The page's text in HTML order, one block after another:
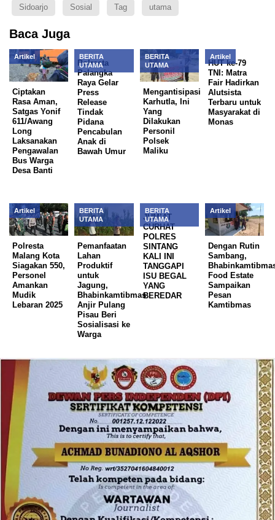
Sidoarjo Sosial Tag utama
Baca Juga
Artikel
Ciptakan
Rasa Aman,
Satgas Yonif
611/Awang
Long
Laksanakan
Pengawalan
Bus Warga
Desa Banti
BERITA
UTAMA
Polresta
Palangka
Raya Gelar
Press
Release
Tindak
Pidana
Pencabulan
Anak di
Bawah Umur
BERITA
UTAMA
Mengantisipasi
Karhutla, Ini
Yang
Dilakukan
Personil
Polsek
Maliku
Artikel
HUT ke-79
TNI: Matra
Fair Hadirkan
Alutsista
Terbaru untuk
Masyarakat di
Monas
Artikel
Polresta
Malang Kota
Siagakan 550,
Personel
Amankan
Mudik
Lebaran 2025
BERITA
UTAMA
Pemanfaatan
Lahan
Produktif
untuk
Jagung,
Bhabinkamtibmas
Anjir Pulang
Pisau Beri
Sosialisasi ke
Warga
BERITA
UTAMA
JUM’AT
CURHAT
POLRES
SINTANG
KALI INI
TANGGAPI
ISU BEGAL
YANG
BEREDAR
Artikel
Dengan Rutin
Sambang,
Food Estate
Sampaikan
Pesan
Kamtibmas